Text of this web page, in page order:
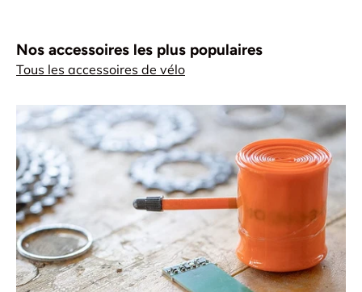
Nos accessoires les plus populaires
Tous les accessoires de vélo